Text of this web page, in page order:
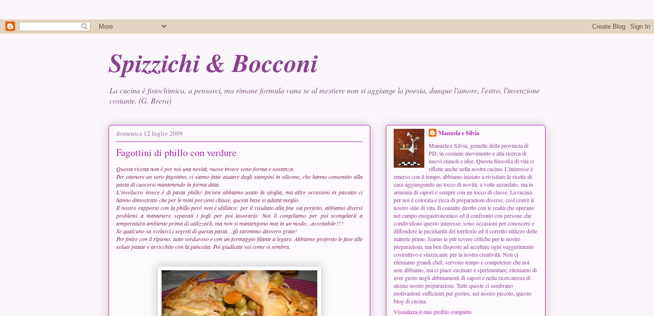
Spizzichi & Bocconi
La cucina è fisiochimica, a pensarci, ma rimane formula vana se al mestiere non si aggiunge la poesia, dunque l'amore, l'estro, l'invenzione
costante. (G. Brera)
domenica 12 luglio 2009
Fagottini di phillo con verdure
Questa ricetta non è per noi una novità, nuove invece sono forma e sostanza.
Per ottenere un vero fagottino, ci siamo fatte aiutare dagli stampini in silicone, che hanno consentito alla
pasta di cuocersi mantenendo la forma data.
L’involucro invece è di pasta phillo: fin’ora abbiamo usato la sfoglia, ma altre occasioni in passato ci
hanno dimostrato che per le mini porzioni chiuse, questa base si adatta meglio.
Il nostro rapporto con la phillo però non è idilliaco: per il risultato alla fine sia perfetto, abbiamo diversi
problemi a mantenere separati i fogli per poi lavorarlo. Noi li congeliamo per poi scongelarli a
temperatura ambiente prima di utilizzarli, ma non si mantengono mai in un modo…accettabile?!?
Se qualcuno sa svelarci i segreti di questa pasta…gli saremmo davvero grate!
Per finire con il ripieno: tutto verduroso e con un formaggio filante a legare. Abbiamo preferito le fave alle
solute patate e arricchito con la pancetta. Poi giudicate voi come vi sembra.
Manuela e Silvia
Manuela e Silvia, gemelle della provincia di
PD, in costante movimento e alla ricerca di
nuovi stimoli e idee. Questa filosofia di vita si
riflette anche nella nostra cucina. L'interesse è
emerso con il tempo, abbiamo iniziato a rivisitare le ricette di
casa aggiungendo un tocco di novità, a volte azzardato, ma in
armonia di sapori e sempre con un tocco di classe. La cucina
per noi è colorata e ricca di preparazioni diverse, così com'è il
nostro stile di vita. Il contatto diretto con le realtà che operano
nel campo enogastronomico ed il confronto con persone che
condividono questo interesse, sono occasioni per conoscere e
diffondere le peculiarità del territorio ed il corretto utilizzo delle
materie prime. Siamo le più severe critiche per le nostre
preparazioni, ma ben disposte ad accettare ogni suggerimento
costruttivo e stuzzicante per la nostra creatività. Non ci
riteniamo grandi chef, servono tempo e competenze che noi
non abbiamo, ma ci piace cucinare e sperimentare, riteniamo di
aver gusto negli abbinamenti di sapori e nella ricercatezza di
alcune nostre preparazioni. Tutte queste ci sembrano
motivazioni sufficienti per gestire, nel nostro piccolo, questo
blog di cucina.
Visualizza il mio profilo completo